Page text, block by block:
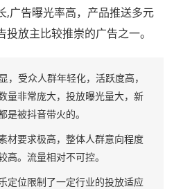
,广告曝光率高，产品推送多元
放主比较推崇的广告之一。
，受众人群年轻化，活跃度高，
量非常庞大，投放曝光量大，新
是被抖音带火的。
材要求极高，整体人群意向程度
。流量相对不可控。
定位限制了一定行业的投放适应